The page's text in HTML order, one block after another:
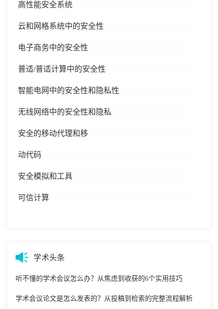
高性能安全系统
云和网格系统中的安全性
电子商务中的安全性
普适/普适计算中的安全性
智能电网中的安全性和隐私性
无线网络中的安全性和隐私
安全的移动代理和移
动代码
安全模拟和工具
可信计算
学术头条
听不懂的学术会议怎么办？从焦虑到收获的6个实用技巧
学术会议论文是怎么发表的？从投稿到检索的完整流程解析